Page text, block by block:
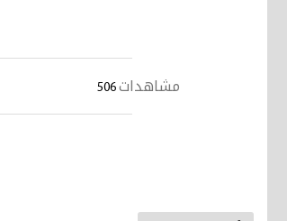
مشاهدات 506